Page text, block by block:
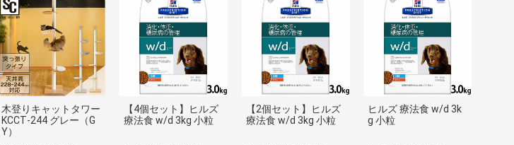
木登りキャットタワー
KCCT‐244 グレー（G
Y）
【4個セット】ヒルズ
療法食 w/d 3kg 小粒
【2個セット】ヒルズ
療法食 w/d 3kg 小粒
ヒルズ 療法食 w/d 3k
g 小粒